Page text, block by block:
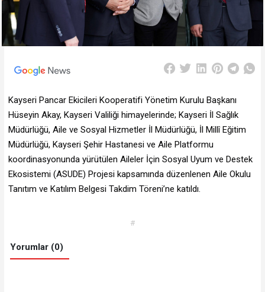
Kayseri Pancar Ekicileri Kooperatifi Yönetim Kurulu Başkanı
Hüseyin Akay, Kayseri Valiliği himayelerinde; Kayseri İl Sağlık
Müdürlüğü, Aile ve Sosyal Hizmetler İl Müdürlüğü, İl Millî Eğitim
Müdürlüğü, Kayseri Şehir Hastanesi ve Aile Platformu
koordinasyonunda yürütülen Aileler İçin Sosyal Uyum ve Destek
Ekosistemi (ASUDE) Projesi kapsamında düzenlenen Aile Okulu
Tanıtım ve Katılım Belgesi Takdim Töreni’ne katıldı.
#
Yorumlar (0)